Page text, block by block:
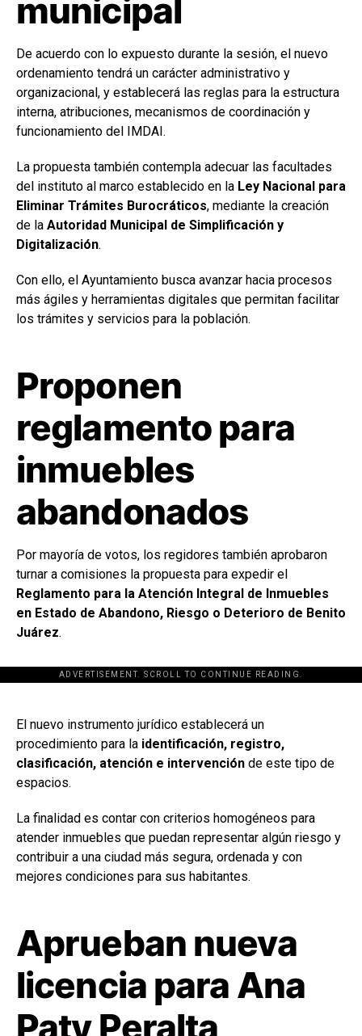
municipal
De acuerdo con lo expuesto durante la sesión, el nuevo
ordenamiento tendrá un carácter administrativo y
organizacional, y establecerá las reglas para la estructura
interna, atribuciones, mecanismos de coordinación y
funcionamiento del IMDAI.
La propuesta también contempla adecuar las facultades
del instituto al marco establecido en la Ley Nacional para
Eliminar Trámites Burocráticos, mediante la creación
de la Autoridad Municipal de Simplificación y
Digitalización.
Con ello, el Ayuntamiento busca avanzar hacia procesos
más ágiles y herramientas digitales que permitan facilitar
los trámites y servicios para la población.
Proponen
reglamento para
inmuebles
abandonados
Por mayoría de votos, los regidores también aprobaron
turnar a comisiones la propuesta para expedir el
Reglamento para la Atención Integral de Inmuebles
en Estado de Abandono, Riesgo o Deterioro de Benito
Juárez.
ADVERTISEMENT. SCROLL TO CONTINUE READING.
[adsforwp id="243463"]
El nuevo instrumento jurídico establecerá un
procedimiento para la identificación, registro,
clasificación, atención e intervención de este tipo de
espacios.
La finalidad es contar con criterios homogéneos para
atender inmuebles que puedan representar algún riesgo y
contribuir a una ciudad más segura, ordenada y con
mejores condiciones para sus habitantes.
Aprueban nueva
licencia para Ana